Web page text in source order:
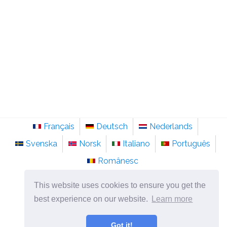
This website uses cookies to ensure you get the
best experience on our website.
Learn more
Got it!
Français Deutsch
Nederlands
Svenska
Norsk Italiano
Português
Românesc
©2026sv.sainte-anastasie.org
Psykologi, filosofi och tänkande om livet.